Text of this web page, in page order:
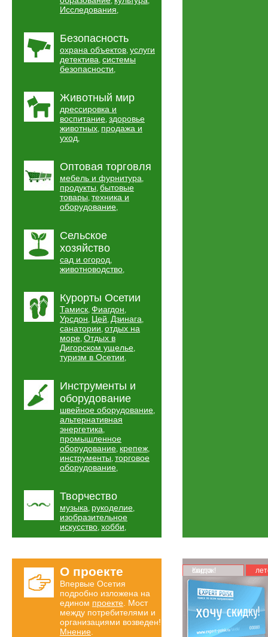
Исследования,
Безопасность
охрана объектов, услуги
детектива, системы
безопасности,
Животный мир
дрессировка и
воспитание, здоровье
животных, продажа и
уход,
Оптовая торговля
мебель и фурнитура,
продукты, бытовые
товары, техника и
оборудование,
Сельское
хозяйство
сад и огород,
животноводство,
Курорты Осетии
Тамиск, Фиагдон,
Урсдон, Цей, Дзинага,
санатории, отдых на
море, Отдых в
Дигорском ущелье,
туризм в Осетии,
Инструменты и
оборудование
швейное оборудование,
альтернативная
энергетика,
промышленное
оборудование, крепеж,
инструменты, торговое
оборудование,
Творчество
музыка, рукоделие,
изобразительное
искусство, хобби,
О проекте
Впервые Осетия
подробно изложена на
едином проекте . Мост
между потребителями и
организациями возведен!
Мнение
Карта скидок!